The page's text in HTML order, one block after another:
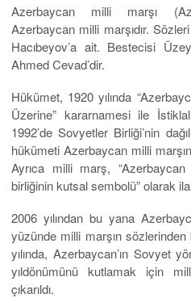
Azerbaycan milli marşı
Azerbaycan milli marşıdır.
Hacıbeyov’a ait. Bestecisi
Ahmed Cevad’dir.
Hükümet, 1920 yılında
Üzerine” kararnamesi ile
1992’de Sovyetler Birliği’nin
hükümeti Azerbaycan milli
Ayrıca milli marş, “Azerbaycan
birliğinin kutsal sembolü” olarak
2006 yılından bu yana
yüzünde milli marşın
yılında, Azerbaycan’ın Sovyet
yıldönümünü kutlamak için
çıkarıldı.